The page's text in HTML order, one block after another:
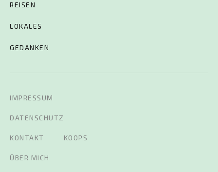
REISEN
LOKALES
GEDANKEN
IMPRESSUM
DATENSCHUTZ
KONTAKT KOOPS
ÜBER MICH